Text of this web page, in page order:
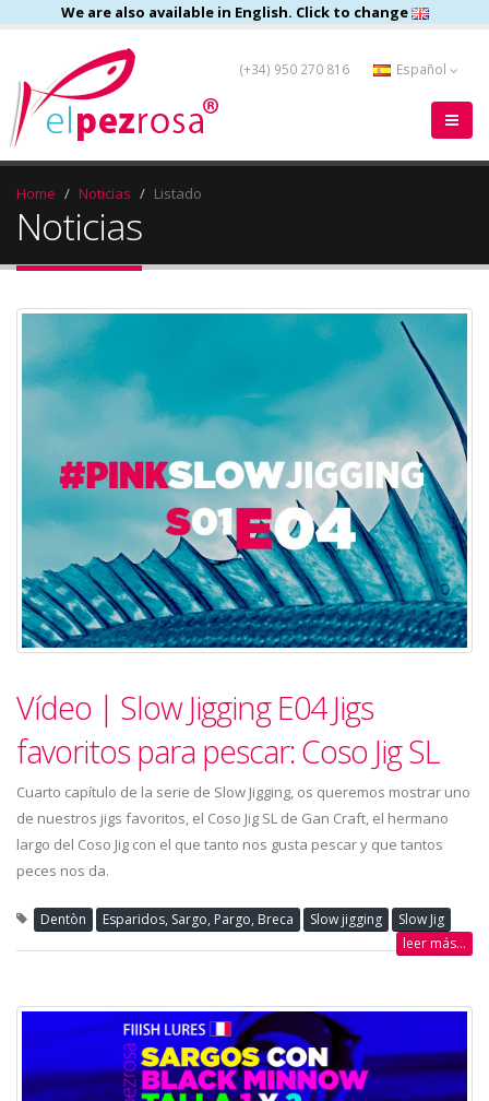
We are also available in English. Click to change
(+34) 950 270 816 Español
Home Noticias Listado
Noticias
Vídeo | Slow Jigging E04 Jigs
favoritos para pescar: Coso Jig SL
Cuarto capítulo de la serie de Slow Jigging, os queremos mostrar uno
de nuestros jigs favoritos, el Coso Jig SL de Gan Craft, el hermano
largo del Coso Jig con el que tanto nos gusta pescar y que tantos
peces nos da.
Dentòn Esparidos, Sargo, Pargo, Breca Slow jigging
Slow Jig
leer más...